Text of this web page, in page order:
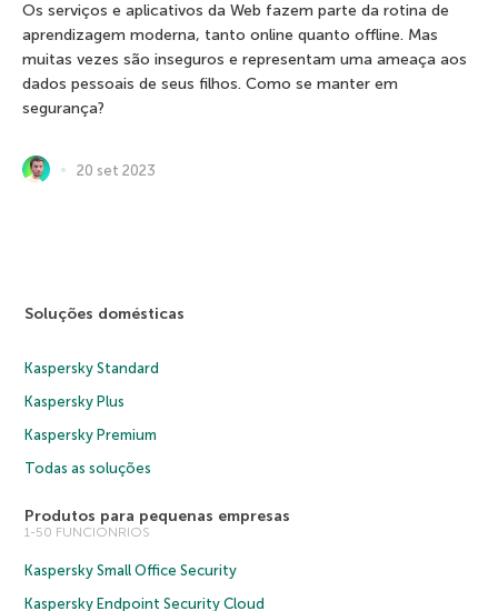
Os serviços e aplicativos da Web fazem parte da rotina de
aprendizagem moderna, tanto online quanto offline. Mas
muitas vezes são inseguros e representam uma ameaça aos
dados pessoais de seus filhos. Como se manter em
segurança?
20 set 2023
Soluções domésticas
Kaspersky Standard
Kaspersky Plus
Kaspersky Premium
Todas as soluções
Produtos para pequenas empresas
1-50 FUNCIONRIOS
Kaspersky Small Office Security
Kaspersky Endpoint Security Cloud